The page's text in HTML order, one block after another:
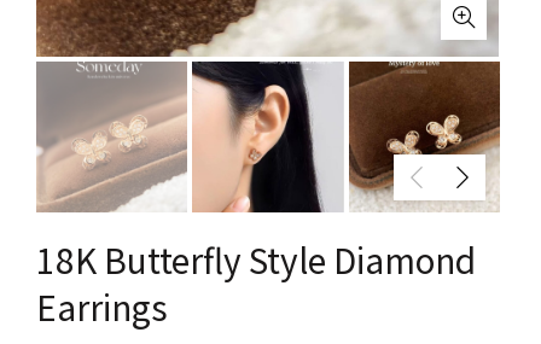
18K Butterfly Style Diamond
Earrings